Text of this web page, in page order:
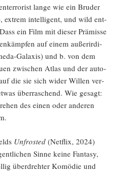
lan­ge wie ein Bru­der
extrem intel­li­gent, und wild ent­
ein Film mit die­ser Prä­mis­se
auf einem außer­ir­di­
Gala­xis) und b. von dem
zwi­schen Atlas und der auto­
die sie sich wider Wil­len ver­
über­ra­schend. Wie gesagt:
des einen oder ande­ren
Unfros­ted(Net­flix, 2024)
Sin­ne kei­ne Fan­ta­sy,
über­dreh­ter Komö­die und